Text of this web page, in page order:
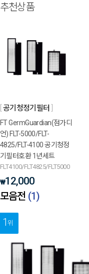
추천상품
공기청정기필터
FT GermGuardian(점가디
언) FLT-5000/FLT-
4825/FLT-4100 공기청정
기필터호환 1년세트
FLT4100/FLT4825/FLT5000
₩12,000
모음전 (1)
1위